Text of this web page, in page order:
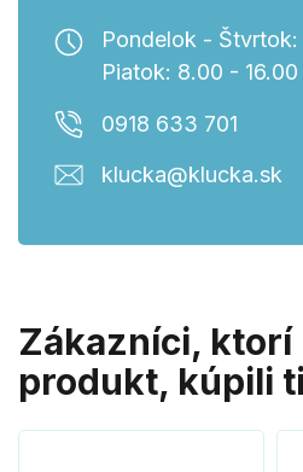
Pondelok -
Piatok: 8.00 - 16.00
0918 633 701
klucka@klucka.sk
Zákazníci,
produkt, kúpili